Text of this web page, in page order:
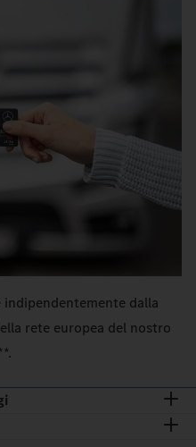
dalla
rete europea del nostro